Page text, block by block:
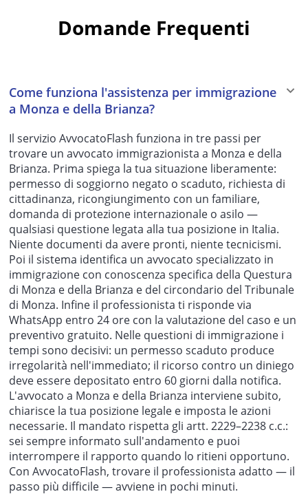
Domande Frequenti
Come funziona l'assistenza per immigrazione
a Monza e della Brianza?
Il servizio AvvocatoFlash funziona in tre passi per
trovare un avvocato immigrazionista a Monza e della
Brianza. Prima spiega la tua situazione liberamente:
permesso di soggiorno negato o scaduto, richiesta di
cittadinanza, ricongiungimento con un familiare,
domanda di protezione internazionale o asilo —
qualsiasi questione legata alla tua posizione in Italia.
Niente documenti da avere pronti, niente tecnicismi.
Poi il sistema identifica un avvocato specializzato in
immigrazione con conoscenza specifica della Questura
di Monza e della Brianza e del circondario del Tribunale
di Monza. Infine il professionista ti risponde via
WhatsApp entro 24 ore con la valutazione del caso e un
preventivo gratuito. Nelle questioni di immigrazione i
tempi sono decisivi: un permesso scaduto produce
irregolarità nell'immediato; il ricorso contro un diniego
deve essere depositato entro 60 giorni dalla notifica.
L'avvocato a Monza e della Brianza interviene subito,
chiarisce la tua posizione legale e imposta le azioni
necessarie. Il mandato rispetta gli artt. 2229–2238 c.c.:
sei sempre informato sull'andamento e puoi
interrompere il rapporto quando lo ritieni opportuno.
Con AvvocatoFlash, trovare il professionista adatto — il
passo più difficile — avviene in pochi minuti.